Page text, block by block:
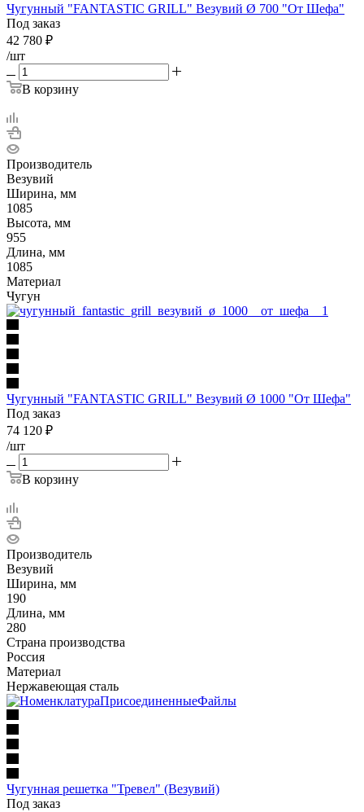
Чугунный "FANTASTIC GRILL" Везувий Ø 700 "От Шефа"
Под заказ
42 780 ₽
/шт
В корзину
Производитель
Везувий
Ширина, мм
1085
Высота, мм
955
Длина, мм
1085
Материал
Чугун
Чугунный "FANTASTIC GRILL" Везувий Ø 1000 "От Шефа"
Под заказ
74 120 ₽
/шт
В корзину
Производитель
Везувий
Ширина, мм
190
Длина, мм
280
Страна производства
Россия
Материал
Нержавеющая сталь
Чугунная решетка "Тревел" (Везувий)
Под заказ